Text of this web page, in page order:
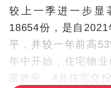
较上一季进一步显
18654份，是自
平，并较一年前高
年中开始，住宅物
富效应，4月住宅交